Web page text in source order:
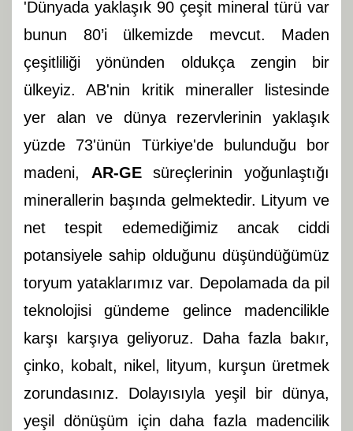
'Dünyada yaklaşık 90 çeşit mineral türü var
bunun 80’i ülkemizde mevcut. Maden
çeşitliliği yönünden oldukça zengin bir
ülkeyiz. AB'nin kritik mineraller listesinde
yer alan ve dünya rezervlerinin yaklaşık
yüzde 73'ünün Türkiye'de bulunduğu bor
madeni, AR-GEsüreçlerinin yoğunlaştığı
minerallerin başında gelmektedir. Lityum ve
net tespit edemediğimiz ancak ciddi
potansiyele sahip olduğunu düşündüğümüz
toryum yataklarımız var. Depolamada da pil
teknolojisi gündeme gelince madencilikle
karşı karşıya geliyoruz. Daha fazla bakır,
çinko, kobalt, nikel, lityum, kurşun üretmek
zorundasınız. Dolayısıyla yeşil bir dünya,
yeşil dönüşüm için daha fazla madencilik